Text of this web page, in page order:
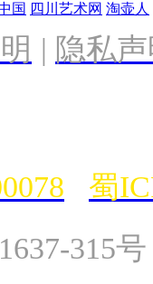
国 四川艺术网 淘壶人
| 隐私
蜀
315